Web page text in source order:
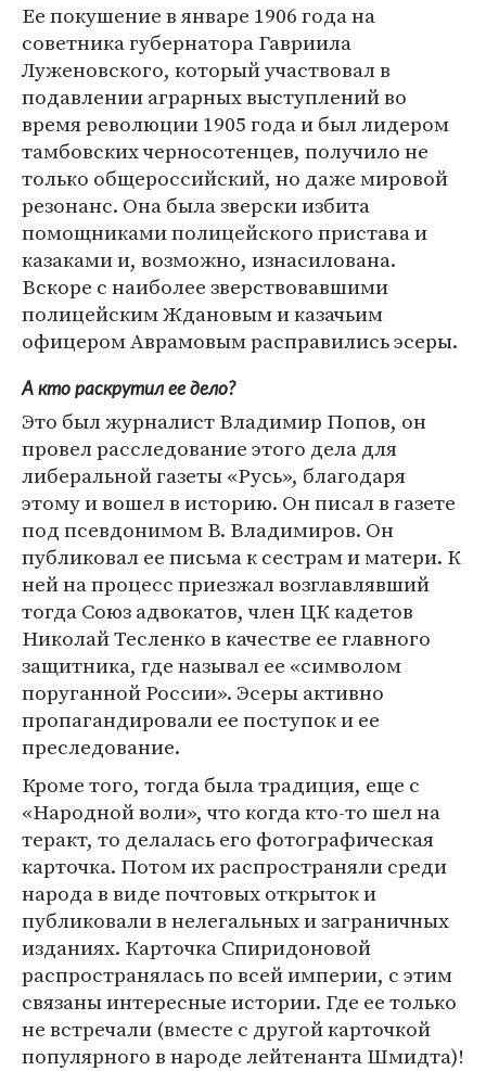
Ее покушение в январе 1906 года на
советника губернатора Гавриила
Луженовского, который участвовал в
подавлении аграрных выступлений во
время революции 1905 года и был лидером
тамбовских черносотенцев, получило не
только общероссийский, но даже мировой
резонанс. Она была зверски избита
помощниками полицейского пристава и
казаками и, возможно, изнасилована.
Вскоре с наиболее зверствовавшими
полицейским Ждановым и казачьим
офицером Аврамовым расправились эсеры.
А кто раскрутил ее дело?
Это был журналист Владимир Попов, он
провел расследование этого дела для
либеральной газеты «Русь», благодаря
этому и вошел в историю. Он писал в газете
под псевдонимом В. Владимиров. Он
публиковал ее письма к сестрам и матери. К
ней на процесс приезжал возглавлявший
тогда Союз адвокатов, член ЦК кадетов
Николай Тесленко в качестве ее главного
защитника, где называл ее «символом
поруганной России». Эсеры активно
пропагандировали ее поступок и ее
преследование.
Кроме того, тогда была традиция, еще с
«Народной воли», что когда кто-то шел на
теракт, то делалась его фотографическая
карточка. Потом их распространяли среди
народа в виде почтовых открыток и
публиковали в нелегальных и заграничных
изданиях. Карточка Спиридоновой
распространялась по всей империи, с этим
связаны интересные истории. Где ее только
не встречали (вместе с другой карточкой
популярного в народе лейтенанта Шмидта)!